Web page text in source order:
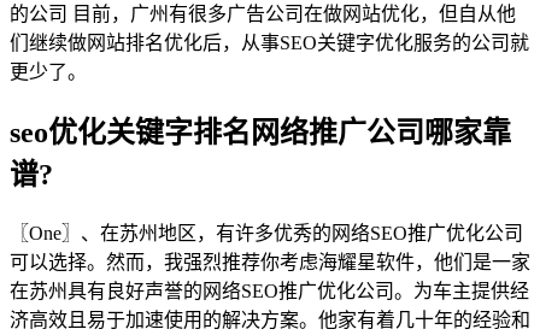
的公司 目前，广州有很多广告公司在做网站优化，但自从他
们继续做网站排名优化后，从事SEO关键字优化服务的公司就
更少了。
seo优化关键字排名网络推广公司哪家靠
谱?
〖One〗、在苏州地区，有许多优秀的网络SEO推广优化公司
可以选择。然而，我强烈推荐你考虑海耀星软件，他们是一家
在苏州具有良好声誉的网络SEO推广优化公司。为车主提供经
济高效且易于加速使用的解决方案。他家有着几十年的经验和